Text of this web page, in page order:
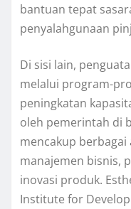
bantuan tepat
penyalahgunaan
Di sisi lain,
melalui program-
peningkatan
oleh pemerintah di
mencakup
manajemen bisnis,
inovasi produk.
Institute for